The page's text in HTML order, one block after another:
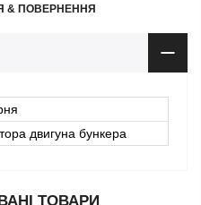
& ПОВЕРНЕННЯ
двигуна бункера
ТОВАРИ